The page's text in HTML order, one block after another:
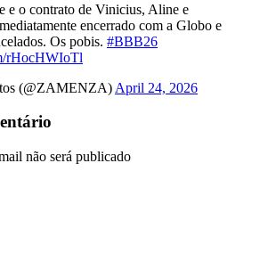
e o contrato de Vinicius, Aline e
encerrado com a Globo e
Os pobis. #BBB26
rHocHWIoTl
(@ZAMENZA) April 24, 2026
não será publicado